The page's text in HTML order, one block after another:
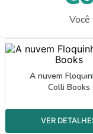
Você
A nuvem
Colli Books